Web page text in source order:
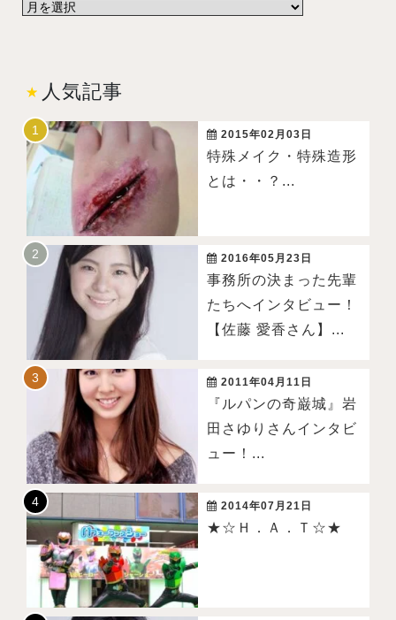
人気記事
2015年02月03日
特殊メイク・特殊造形
とは・・？...
2016年05月23日
事務所の決まった先輩
たちへインタビュー！
【佐藤 愛香さん】...
2011年04月11日
『ルパンの奇巌城』岩
田さゆりさんインタビ
ュー！...
2014年07月21日
★☆Ｈ．Ａ．Ｔ☆★